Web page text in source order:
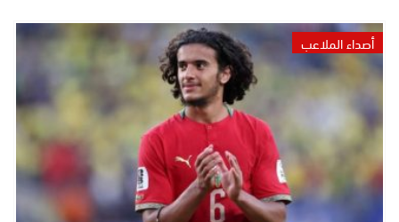
أصداء الملاعب